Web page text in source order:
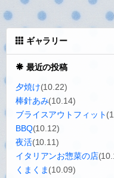
BJリーグ
初めてのバスケ観戦♪
#スポーツ観戦
2015.10.25 12:55